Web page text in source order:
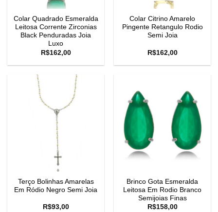
Colar Quadrado Esmeralda
Leitosa Corrente Zirconias
Black Penduradas Joia
Luxo
R$162,00
Colar Citrino Amarelo
Pingente Retangulo Rodio
Semi Joia
R$162,00
Terço Bolinhas Amarelas
Em Ródio Negro Semi Joia
R$93,00
Brinco Gota Esmeralda
Leitosa Em Rodio Branco
Semijoias Finas
R$158,00